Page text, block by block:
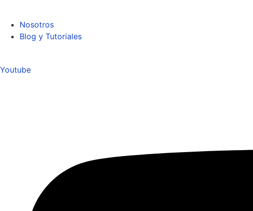
Nosotros
Blog y Tutoriales
Youtube